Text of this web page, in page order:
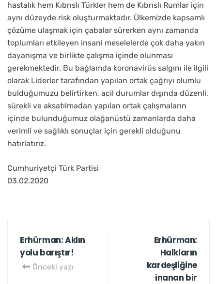
hastalık hem Kıbrıslı Türkler hem de Kıbrıslı Rumlar için
aynı düzeyde risk oluşturmaktadır. Ülkemizde kapsamlı
çözüme ulaşmak için çabalar sürerken aynı zamanda
toplumları etkileyen insani meselelerde çok daha yakın
dayanışma ve birlikte çalışma içinde olunması
gerekmektedir. Bu bağlamda koronavirüs salgını ile ilgili
olarak Liderler tarafından yapılan ortak çağrıyı olumlu
bulduğumuzu belirtirken, acil durumlar dışında düzenli,
sürekli ve aksatılmadan yapılan ortak çalışmaların
içinde bulunduğumuz olağanüstü zamanlarda daha
verimli ve sağlıklı sonuçlar için gerekli olduğunu
hatırlatırız.
Cumhuriyetçi Türk Partisi
03.02.2020
Erhürman: Aklın
yolu barıştır!
Önceki yazı
Erhürman:
Halkların
kardeşliğine
inanan bir